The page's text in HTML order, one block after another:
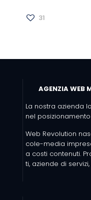
31
AGENZIA WEB
La nostra azienda
nel
Web Revolution
cole-media
a costi contenuti.
ti, aziende di